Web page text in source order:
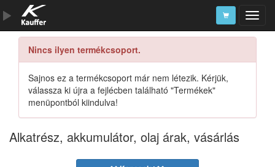
Szerszámkatalógus
Kosár
Alkatrészek
Nincs ilyen termékcsoport.
Sajnos ez a termékcsoport már nem létezik. Kérjük,
válassza ki újra a fejlécben található "Termékek"
menüpontból kiindulva!
Alkatrész, akkumulátor, olaj árak, vásárlás